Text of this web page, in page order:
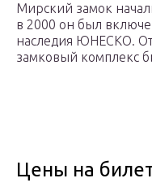
Мирский замок
в 2000 он был
наследия ЮНЕСКО.
замковый комплекс
Цены на